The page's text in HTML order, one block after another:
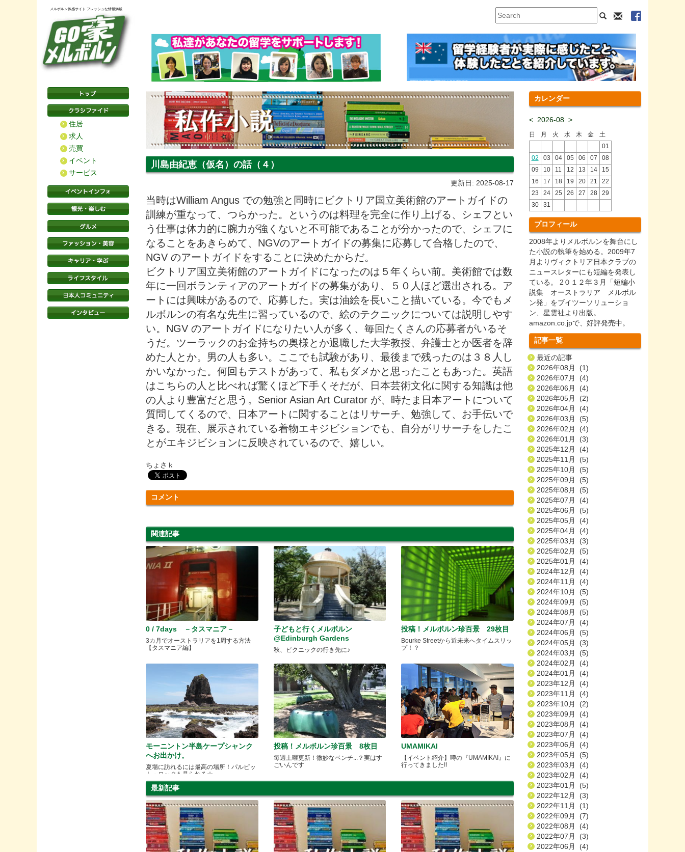
メルボルン体感サイト フレッシュな情報満載
住居
求人
売買
イベント
サービス
川島由紀恵（仮名）の話（４）
更新日: 2025-08-17
当時はWilliam Angus での勉強と同時にビクトリア国立美術館のアートガイドの
訓練が重なって、つらかった。というのは料理を完全に作り上げる、シェフとい
う仕事は体力的に腕力が強くないと不可能であることが分かったので、シェフに
なることをあきらめて、NGVのアートガイドの募集に応募して合格したので、
NGV のアートガイドをすることに決めたからだ。
ビクトリア国立美術館のアートガイドになったのは５年くらい前。美術館では数
年に一回ボランティアのアートガイドの募集があり、５０人ほど選出される。ア
ートには興味があるので、応募した。実は油絵を長いこと描いている。今でもメ
ルボルンの有名な先生に習っているので、絵のテクニックについては説明しやす
い。NGV のアートガイドになりたい人が多く、毎回たくさんの応募者がいるそ
うだ。ツーラックのお金持ちの奥様とか退職した大学教授、弁護士とか医者を辞
めた人とか。男の人も多い。ここでも試験があり、最後まで残ったのは３８人し
かいなかった。何回もテストがあって、私もダメかと思ったこともあった。英語
はこちらの人と比べれば驚くほど下手くそだが、日本芸術文化に関する知識は他
の人より豊富だと思う。Senior Asian Art Curator が、時たま日本アートについて
質問してくるので、日本アートに関することはリサーチ、勉強して、お手伝いで
きる。現在、展示されている着物エキジビションでも、自分がリサーチをしたこ
とがエキジビションに反映されているので、嬉しい。
ちょさｋ
コメント
関連記事
0 / 7days －タスマニア－
3カ月でオーストラリアを1周する方法
【タスマニア編】
子どもと行くメルボルン
@Edinburgh Gardens
秋、ピクニックの行き先に♪
投稿！メルボルン珍百景 29枚目
Bourke Streetから近未来へタイムスリッ
プ！？
モーニントン半島ケープシャンク
へお出かけ。
夏場に訪れるには最高の場所！パルピッ
ト・ロックも見られる☆
投稿！メルボルン珍百景 8枚目
毎週土曜更新！微妙なベンチ...？実はす
ごいんです
UMAMIKAI
【イベント紹介】噂の『UMAMIKAI』に
行ってきました!!
最新記事
カレンダー
< 2026-08 >
日 月 火 水 木 金
土
01
02
03 04 05 06 07
08
09
10 11 12 13 14
15
16
17 18 19 20 21
22
23
24 25 26 27 28
29
30
31
プロフィール
2008年よりメルボルンを舞台にし
た小説の執筆を始める。2009年7
月よりヴィクトリア日本クラブの
ニュースレターにも短編を発表し
ている。 2０１２年３月「短編小
説集 オーストラリア メルボル
ン発」をブイツーソリューショ
ン、星雲社より出版。
amazon.co.jpで、好評発売中。
記事一覧
最近の記事
2026年08月 (1)
2026年07月 (4)
2026年06月 (4)
2026年05月 (2)
2026年04月 (4)
2026年03月 (5)
2026年02月 (4)
2026年01月 (3)
2025年12月 (4)
2025年11月 (5)
2025年10月 (5)
2025年09月 (5)
2025年08月 (5)
2025年07月 (4)
2025年06月 (5)
2025年05月 (4)
2025年04月 (4)
2025年03月 (3)
2025年02月 (5)
2025年01月 (4)
2024年12月 (4)
2024年11月 (4)
2024年10月 (5)
2024年09月 (5)
2024年08月 (5)
2024年07月 (4)
2024年06月 (5)
2024年05月 (3)
2024年03月 (5)
2024年02月 (4)
2024年01月 (4)
2023年12月 (4)
2023年11月 (4)
2023年10月 (2)
2023年09月 (4)
2023年08月 (4)
2023年07月 (4)
2023年06月 (4)
2023年05月 (5)
2023年03月 (4)
2023年02月 (4)
2023年01月 (5)
2022年12月 (3)
2022年11月 (1)
2022年09月 (7)
2022年08月 (4)
2022年07月 (3)
2022年06月 (4)